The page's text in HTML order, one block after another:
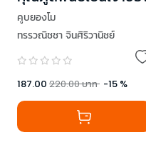
คูบยองโม
ทรรวณิชชา จินศิริวานิชย์
187.00 220.00บาท -15 %